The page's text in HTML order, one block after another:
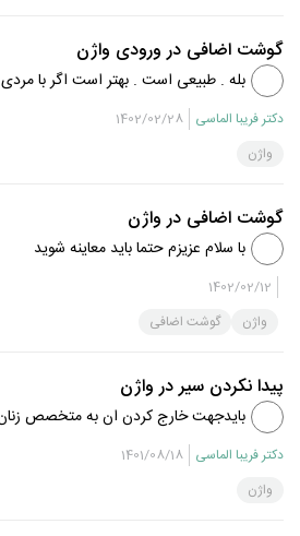
گوشت اضافی در ورودی واژن
بله . طبیعی است . بهتر است اگر با
دستگاه تناسلی خود ور نروید .
دکتر فریبا الماسی 1402/02/28
واژن
گوشت اضافی در واژن
با سلام عزیزم حتما باید معاینه شوید
1402/02/12
واژن
گوشت اضافی
پیدا نکردن سیر در واژن
بایدجهت خارج کردن ان به متخصص
دکتر فریبا الماسی 1401/08/18
واژن